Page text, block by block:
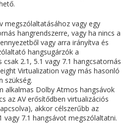
megszólaltatásához vagy egy
hangrendszerre, vagy ha nincs a
vagy arra irányítva és
hangsugárzók a
2.1, 5.1 vagy 7.1 hangcsatornás
Virtualization vagy más hasonló
szükség.
alkalmas Dolby Atmos hangsávok
az AV erősítődben virtualizációs
akkor célszerűbb az
vagy 7.1 hangsávot megszólaltatni.